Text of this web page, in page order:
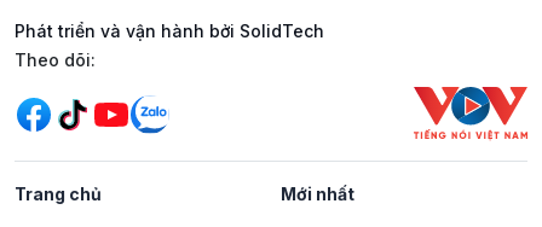
Phát triển và vận hành bởi SolidTech
Mạng xã hội
Theo dõi:
Trang chủ Mới nhất